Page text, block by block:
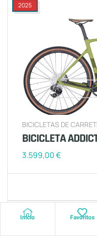
2025
BICICLETAS DE
BICICLETA
3.599,00€
2025
Inicio Favoritos